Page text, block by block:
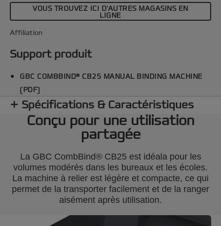
VOUS TROUVEZ ICI D'AUTRES MAGASINS EN
LIGNE
Affiliation
Support produit
GBC COMBBIND® CB25 MANUAL BINDING MACHINE
(PDF)
Spécifications & Caractéristiques
Conçu pour une utilisation
partagée
La GBC CombBind® CB25 est idéala pour les
volumes modérés dans les bureaux et les écoles.
La machine à relier est légère et compacte, ce qui
permet de la transporter facilement et de la ranger
aisément après utilisation.